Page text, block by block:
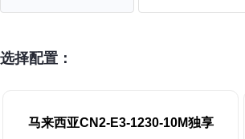
选择配置：
马来西亚CN2-E3-1230-10M独享